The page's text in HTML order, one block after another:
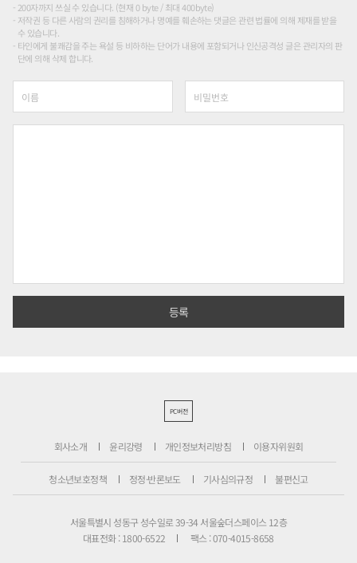
200자까지 쓰실 수 있습니다. (현재 0 byte / 최대 400byte)
저작권 등 다른 사람의 권리를 침해하거나 명예를 훼손하는 댓글은 관련 법률에 의해 제재를 받을
수 있습니다.
타인에게 불쾌감을 주는 욕설 등 비하하는 단어가 내용에 포함되거나 인신공격성 글은 관리자의 판
단에 의해 삭제 합니다.
PC버전
회사소개 윤리강령 개인정보처리방침 이용자위원회
청소년보호정책 정정·반론보도 기사심의규정 불편신고
서울특별시 성동구 성수일로 39-34 서울숲더스페이스 12층
대표전화 : 1800-6522
팩스 : 070-4015-8658